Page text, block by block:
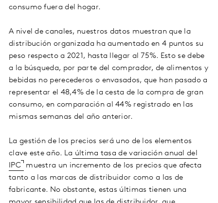
consumo fuera del hogar.
A nivel de canales, nuestros datos muestran que la
distribución organizada ha aumentado en 4 puntos su
peso respecto a 2021, hasta llegar al 75%. Esto se debe
a la búsqueda, por parte del comprador, de alimentos y
bebidas no perecederos o envasados, que han pasado a
representar el 48,4% de la cesta de la compra de gran
consumo, en comparación al 44% registrado en las
mismas semanas del año anterior.
La gestión de los precios será uno de los elementos
clave este año. La última tasa de variación anual del
IPC muestra un incremento de los precios que afecta
tanto a las marcas de distribuidor como a las de
fabricante. No obstante, estas últimas tienen una